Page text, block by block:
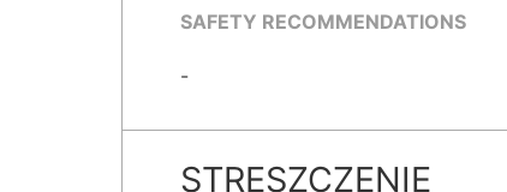
SAFETY RECOMMENDATIONS
-
STRESZCZENIE